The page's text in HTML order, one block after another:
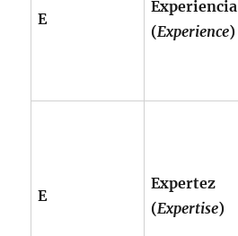
E
Experiencia
(Experience)
E
Expertez
(Expertise)